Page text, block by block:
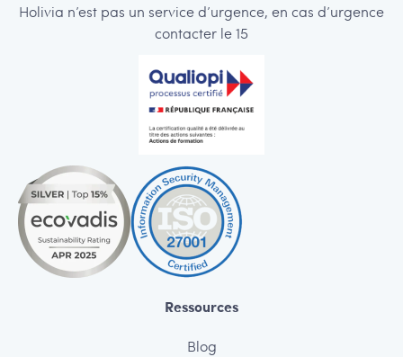
Holivia n’est pas un service d’urgence, en cas d’urgence
contacter le 15
Ressources
Blog